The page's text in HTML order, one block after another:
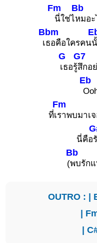
Fm
นี่ใช่ไ
Bb
หมอะ
เ
Bbm
ธอคือใครคน
G
เธอรู้
G7
สึกอ
Eb
ที่เ
Fm
ราพบมาเ
นี่คือ
(
Bb
พบรักแ
OUTRO : |
|
|